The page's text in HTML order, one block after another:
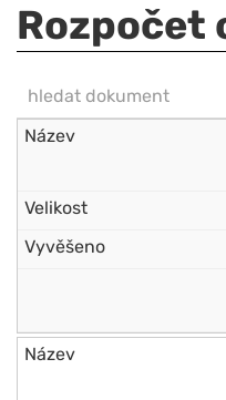
Rozpočet
NEZVEŘEJNĚNO hledat